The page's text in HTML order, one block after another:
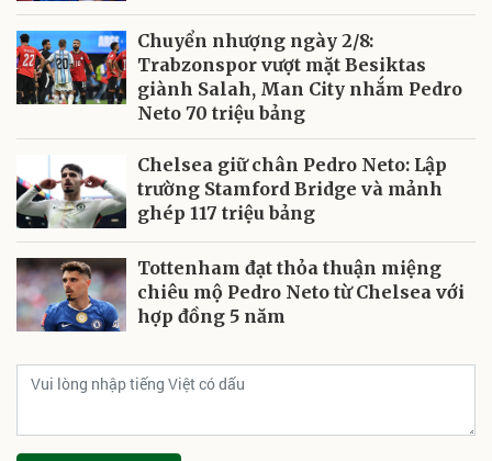
Chuyển nhượng ngày 2/8:
Trabzonspor vượt mặt Besiktas
giành Salah, Man City nhắm Pedro
Neto 70 triệu bảng
Chelsea giữ chân Pedro Neto: Lập
trường Stamford Bridge và mảnh
ghép 117 triệu bảng
Tottenham đạt thỏa thuận miệng
chiêu mộ Pedro Neto từ Chelsea với
hợp đồng 5 năm